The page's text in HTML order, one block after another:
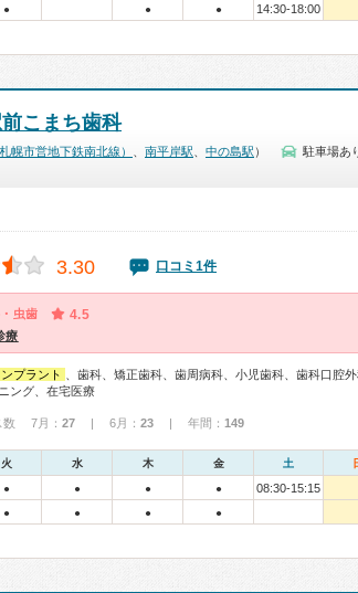
● ● ● 14:30-18:00
こまち歯科
幌市営地下鉄南北線） 南平岸駅 中の島駅 ）
駐車場あ
3.30 口コミ1件
虫歯 4.5
療
プラント
、歯科、矯正歯科、歯周病科、小児歯科、歯科口腔
ング、在宅医療
数 7月： 27 | 6月： 23 | 年間： 149
火 水 木 金 土
● ● ● ●
08:30-15:15
● ● ● ●